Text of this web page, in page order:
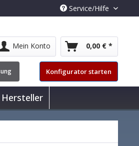
Service/Hilfe
Mein Konto 0,00 € *
Konfigurator starten